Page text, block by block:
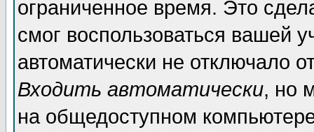
ограниченное время. Это
смог воспользоваться вашей
автоматически не отключало
Входить автоматически, но
на общедоступном